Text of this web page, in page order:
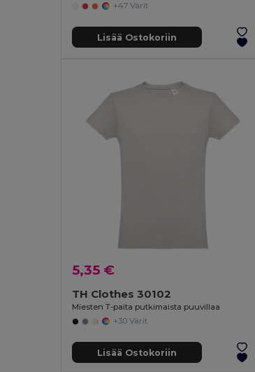
+47 Värit
Lisää Ostokoriin
5,35 €
TH Clothes 30102
Miesten T-paita putkimaista puuvillaa
+30 Värit
Lisää Ostokoriin